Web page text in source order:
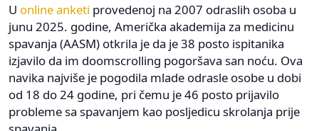
U online anketi provedenoj na 2007 odraslih osoba u
junu 2025. godine, Američka akademija za medicinu
spavanja (AASM) otkrila je da je 38 posto ispitanika
izjavilo da im doomscrolling pogoršava san noću. Ova
navika najviše je pogodila mlade odrasle osobe u dobi
od 18 do 24 godine, pri čemu je 46 posto prijavilo
probleme sa spavanjem kao posljedicu skrolanja prije